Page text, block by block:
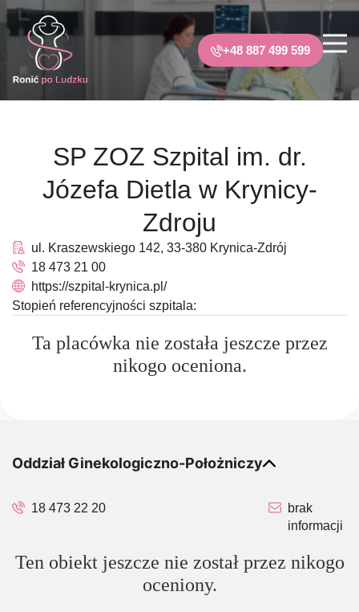
+48 887 499 599
SP ZOZ Szpital im. dr.
Józefa Dietla w Krynicy-
Zdroju
ul. Kraszewskiego 142, 33-380 Krynica-Zdrój
18 473 21 00
https://szpital-krynica.pl/
Stopień referencyjności szpitala:
Ta placówka nie została jeszcze przez
nikogo oceniona.
Oddział Ginekologiczno-Położniczy
18 473 22 20
brak
informacji
Ten obiekt jeszcze nie został przez nikogo
oceniony.